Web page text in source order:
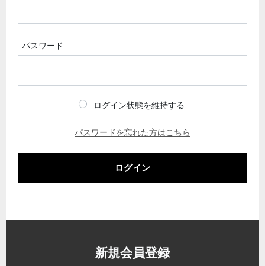
パスワード
ログイン状態を維持する
パスワードを忘れた方はこちら
ログイン
新規会員登録